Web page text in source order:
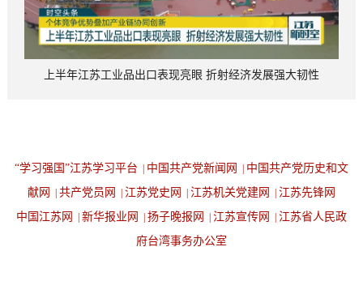
上半年江苏工业品出口表现亮眼 折射经济发展强大韧性
“学习强国”江苏学习平台 中国共产党新闻网
中国共产党历史和文
献网
共产党员网 江苏党史网 江苏机关党建网
江苏先锋网
中国江苏网
新华报业网 扬子晚报网 江苏宣传网
江苏省人民政
府台湾事务办公室